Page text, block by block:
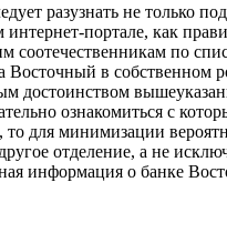
разузнать не только
портале, как
по
в собственном
достоинством
ознакомиться с
для минимизации
отделение, а не
информация о банке